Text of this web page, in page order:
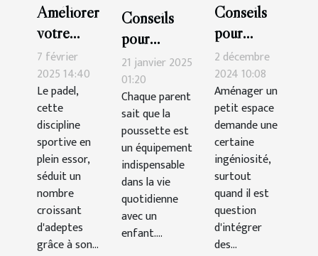
Améliorer
votre
technique
de padel :
exercices
pratiques
7 février
2025 14:40
Le padel,
cette
discipline
sportive en
plein essor,
séduit un
nombre
croissant
d'adeptes
grâce à son...
Conseils
pour
maintenir et
nettoyer
votre
poussette
efficacement
21 janvier 2025
01:20
Chaque parent
sait que la
poussette est
un équipement
indispensable
dans la vie
quotidienne
avec un
enfant....
Conseils
pour
intégrer
une
armoire
trois
portes
dans un
petit
espace
2 décembre
2024 10:08
Aménager un
petit espace
demande une
certaine
ingéniosité,
surtout
quand il est
question
d'intégrer
des...